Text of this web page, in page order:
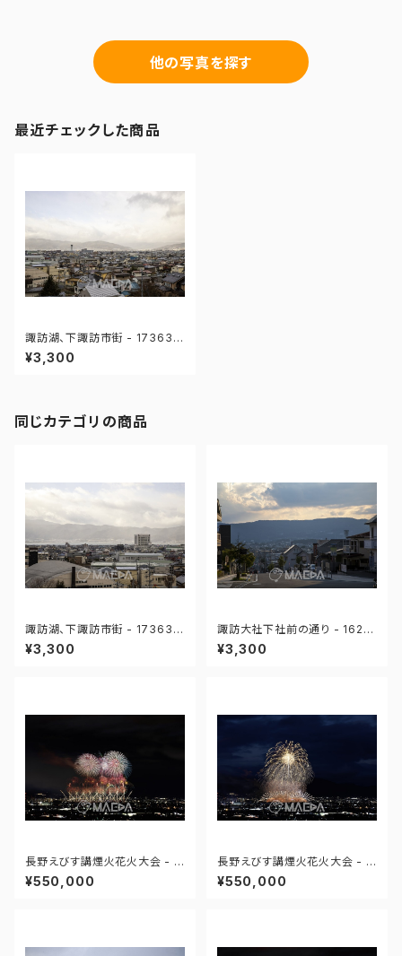
他の写真を探す
最近チェックした商品
諏訪湖、下諏訪市街 - 173631
279792274
¥3,300
同じカテゴリの商品
諏訪湖、下諏訪市街 - 173631
279532985
¥3,300
諏訪大社下社前の通り - 1625
65716888938
¥3,300
長野えびす講煙火花火大会 - 1
75264104320942
¥550,000
長野えびす講煙火花火大会 - 1
75264104444082
¥550,000